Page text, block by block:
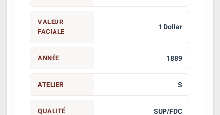
VALEUR
FACIALE
1 Dollar
ANNÉE 1889
ATELIER S
QUALITÉ SUP/FDC